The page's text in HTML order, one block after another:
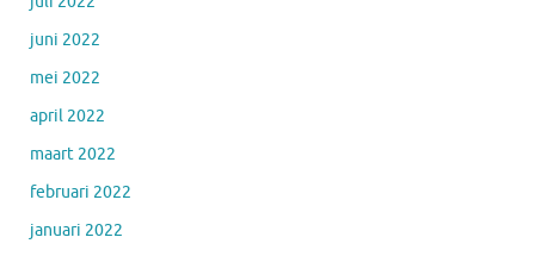
juni 2022
mei 2022
april 2022
maart 2022
februari 2022
januari 2022